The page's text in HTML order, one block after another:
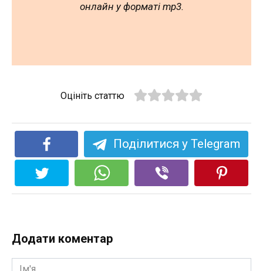
онлайн у форматі mp3.
Оцініть статтю
Поділитися у Telegram
Додати коментар
Ім'я